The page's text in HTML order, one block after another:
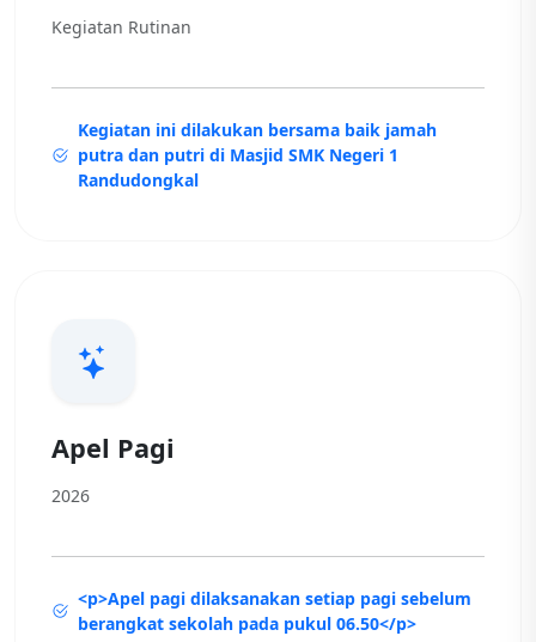
Kegiatan Rutinan
Kegiatan ini dilakukan bersama baik jamah
putra dan putri di Masjid SMK Negeri 1
Randudongkal
Apel Pagi
2026
<p>Apel pagi dilaksanakan setiap pagi sebelum
berangkat sekolah pada pukul 06.50</p>